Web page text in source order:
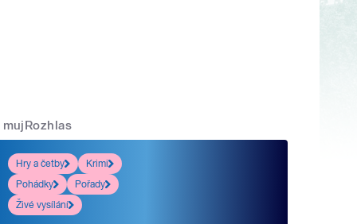
mujRozhlas
Hry a četby
Krimi
Pohádky
Pořady
Živé vysílání